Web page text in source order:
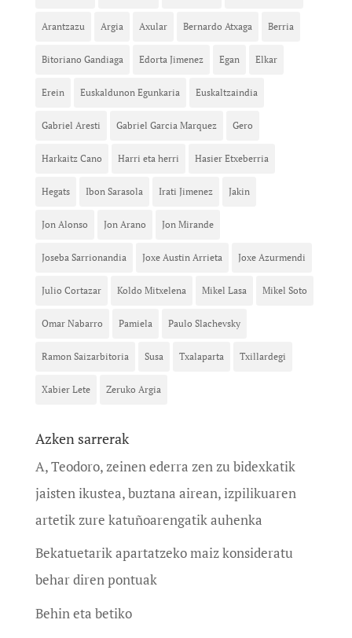
Arantzazu Argia Axular Bernardo Atxaga Berria
Bitoriano Gandiaga Edorta Jimenez Egan Elkar
Erein Euskaldunon Egunkaria Euskaltzaindia
Gabriel Aresti Gabriel Garcia Marquez Gero
Harkaitz Cano Harri eta herri Hasier Etxeberria
Hegats Ibon Sarasola Irati Jimenez Jakin
Jon Alonso Jon Arano Jon Mirande
Joseba Sarrionandia Joxe Austin Arrieta Joxe Azurmendi
Julio Cortazar Koldo Mitxelena Mikel Lasa Mikel Soto
Omar Nabarro Pamiela Paulo Slachevsky
Ramon Saizarbitoria Susa Txalaparta Txillardegi
Xabier Lete Zeruko Argia
Azken sarrerak
A, Teodoro, zeinen ederra zen zu bidexkatik
jaisten ikustea, buztana airean, izpilikuaren
artetik zure katuñoarengatik auhenka
Bekatuetarik apartatzeko maiz konsideratu
behar diren pontuak
Behin eta betiko